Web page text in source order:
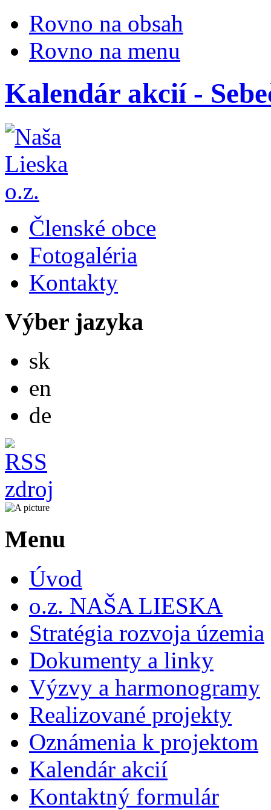
Rovno na obsah
Rovno na menu
Kalendár akcií -
Členské obce
Fotogaléria
Kontakty
Výber jazyka
sk
en
de
Menu
Úvod
o.z. NAŠA LIESKA
Stratégia rozvoja územia
Dokumenty a linky
Výzvy a harmonogramy
Realizované projekty
Oznámenia k projektom
Kalendár akcií
Kontaktný formulár